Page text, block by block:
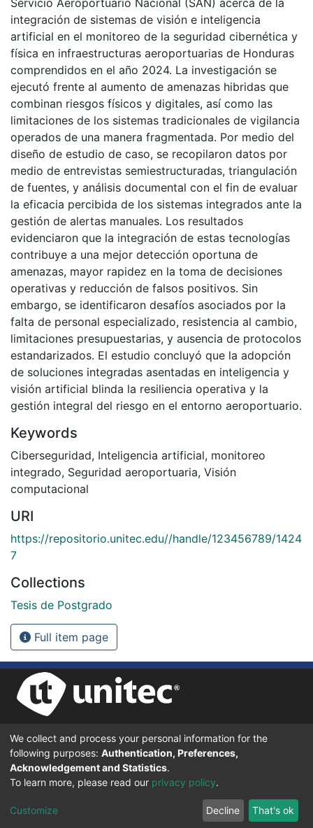
Servicio Aeroportuario Nacional (SAN) acerca de la
integración de sistemas de visión e inteligencia
artificial en el monitoreo de la seguridad cibernética y
física en infraestructuras aeroportuarias de Honduras
comprendidos en el año 2024. La investigación se
ejecutó frente al aumento de amenazas hibridas que
combinan riesgos físicos y digitales, así como las
limitaciones de los sistemas tradicionales de vigilancia
operados de una manera fragmentada. Por medio del
diseño de estudio de caso, se recopilaron datos por
medio de entrevistas semiestructuradas, triangulación
de fuentes, y análisis documental con el fin de evaluar
la eficacia percibida de los sistemas integrados ante la
gestión de alertas manuales. Los resultados
evidenciaron que la integración de estas tecnologías
contribuye a una mejor detección oportuna de
amenazas, mayor rapidez en la toma de decisiones
operativas y reducción de falsos positivos. Sin
embargo, se identificaron desafíos asociados por la
falta de personal especializado, resistencia al cambio,
limitaciones presupuestarias, y ausencia de protocolos
estandarizados. El estudio concluyó que la adopción
de soluciones integradas asentadas en inteligencia y
visión artificial blinda la resiliencia operativa y la
gestión integral del riesgo en el entorno aeroportuario.
Keywords
Ciberseguridad, Inteligencia artificial, monitoreo
integrado, Seguridad aeroportuaria, Visión
computacional
URI
https://repositorio.unitec.edu//handle/123456789/1424
7
Collections
Tesis de Postgrado
Full item page
UNIVERSIDAD TECNOLÓGICA CENTROAMERICANA UNITEC
BOULEVARD KENNEDY, V-782, FRENTE A RESIDENCIAL HONDURAS.
TEGUCIGALPA, FRANCISCO MORAZÁN, 11101
© 2024 Todos los Derechos Reservados.
Desarrollado en DSpace - Versión 7.6 por |IGNITE
We collect and process your personal information for the
following purposes: Authentication, Preferences,
Acknowledgement and Statistics.
To learn more, please read our privacy policy.
Customize Decline That's ok